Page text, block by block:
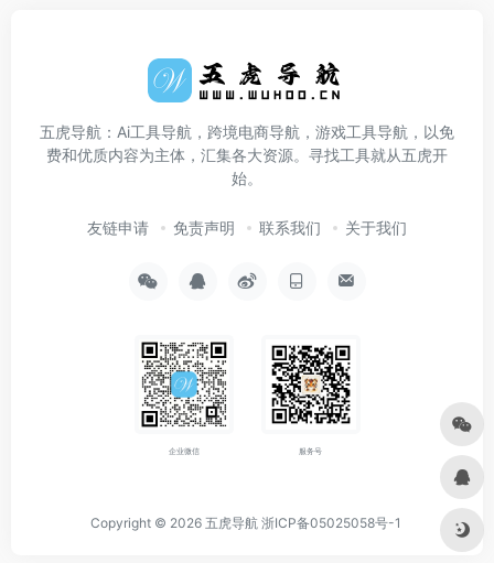
五虎导航：Ai工具导航，跨境电商导航，游戏工具导航，以免
费和优质内容为主体，汇集各大资源。寻找工具就从五虎开
始。
友链申请 免责声明 联系我们 关于我们
企业微信 服务号
Copyright © 2026 五虎导航 浙ICP备05025058号-1